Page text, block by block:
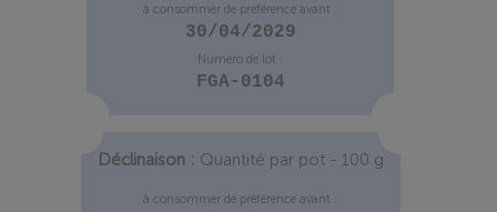
à consommer de préférence avant :
30/04/2029
Numéro de lot :
FGA-0104
Déclinaison : Quantité par pot - 100 g
à consommer de préférence avant :